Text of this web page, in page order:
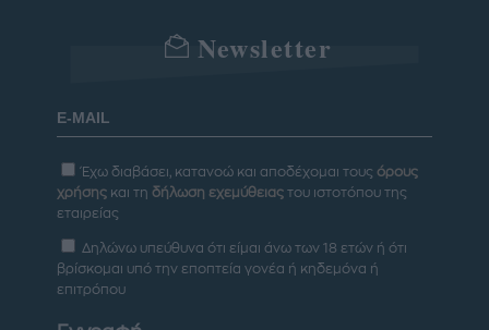
Newsletter
Έχω διαβάσει, κατανοώ και αποδέχομαι τους όρους
χρήσης και τη δήλωση εχεμύθειας του ιστοτόπου της
εταιρείας
Δηλώνω υπεύθυνα ότι είμαι άνω των 18 ετών ή ότι
βρίσκομαι υπό την εποπτεία γονέα ή κηδεμόνα ή
επιτρόπου